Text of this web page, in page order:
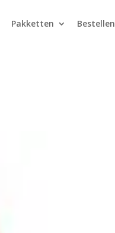
Pakketten Bestellen